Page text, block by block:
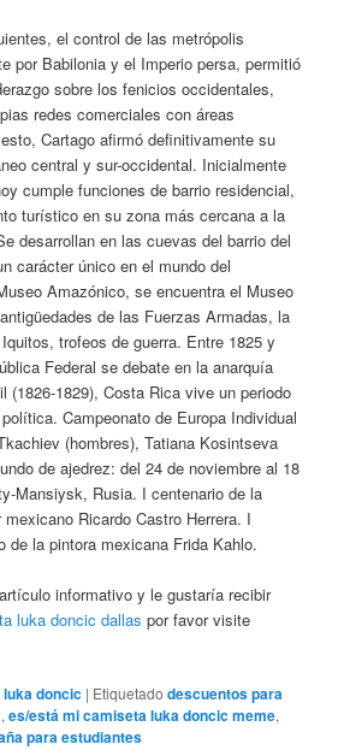
el control de las metrópolis
por Babilonia y el Imperio persa, permitió
sobre los fenicios occidentales,
redes comerciales con áreas
Cartago afirmó definitivamente su
central y sur-occidental. Inicialmente
cumple funciones de barrio residencial,
turístico en su zona más cercana a la
desarrollan en las cuevas del barrio del
carácter único en el mundo del
Amazónico, se encuentra el Museo
de las Fuerzas Armadas, la
trofeos de guerra. Entre 1825 y
Federal se debate en la anarquía
(1826-1829), Costa Rica vive un periodo
Campeonato de Europa Individual
(hombres), Tatiana Kosintseva
de ajedrez: del 24 de noviembre al 18
Mansiysk, Rusia. I centenario de la
Ricardo Castro Herrera. I
de la pintora mexicana Frida Kahlo.
informativo y le gustaría recibir
luka doncic dallas por favor visite
doncic | Etiquetado descuentos para
,es/está mi camiseta luka doncic meme,
para estudiantes